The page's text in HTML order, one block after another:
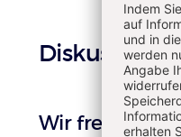
Diskussion
Wir freuen